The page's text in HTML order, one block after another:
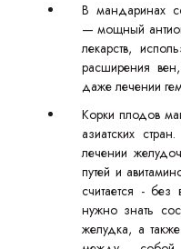
В мандаринах
— мощный
лекарств,
расширения
даже лечении
Корки плодов
азиатских
лечении
путей и
считается -
нужно знать
желудка, а